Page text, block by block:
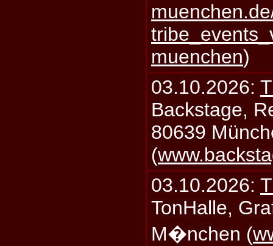
muenchen)
03.10.2026:
Backstage,
80639
(
03.10.2026:
TonHalle,
M�nchen (